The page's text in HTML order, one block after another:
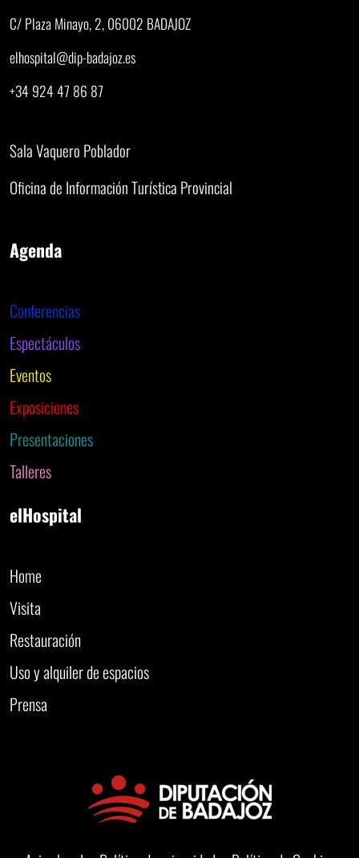
C/ Plaza Minayo, 2, 06002 BADAJOZ
elhospital@dip-badajoz.es
+34 924 47 86 87
Sala Vaquero Poblador
Oficina de Información Turística Provincial
Agenda
Conferencias
Espectáculos
Eventos
Exposiciones
Presentaciones
Talleres
elHospital
Home
Visita
Restauración
Uso y alquiler de espacios
Prensa